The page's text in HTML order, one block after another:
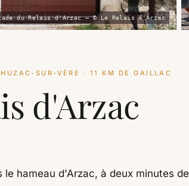
du Relais d'Arzac — © Le Relais d'Arzac
SUR-VÈRE · 11 KM DE GAILLAC
d'Arzac
le hameau d'Arzac, à deux minutes de